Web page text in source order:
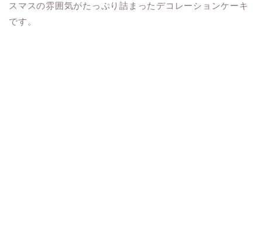
スマスの雰囲気がたっぷり詰まったデコレーションケーキ
です。